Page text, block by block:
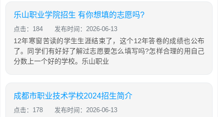
乐山职业学院招生 有你想填的志愿吗?
点击：184 发布时间：2026-06-13
12年寒窗苦读的学生生涯结束了，这个12年答卷的成绩也公布
了。同学们有好好了解过志愿要怎么填写吗?怎样合理的用自己
分数上一个好的学校。乐山职业
成都市职业技术学校2024招生简介
点击：178 发布时间：2026-06-13